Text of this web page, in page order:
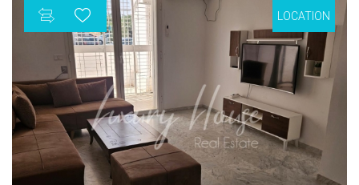
LOCATION